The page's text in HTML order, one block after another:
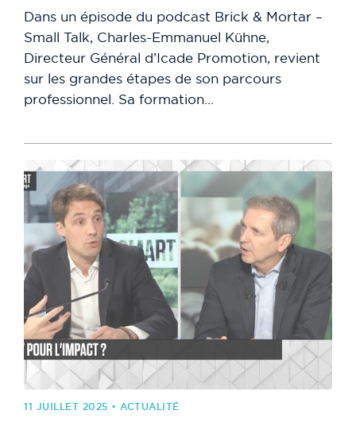
Dans un épisode du podcast Brick & Mortar –
Small Talk, Charles-Emmanuel Kühne,
Directeur Général d’Icade Promotion, revient
sur les grandes étapes de son parcours
professionnel. Sa formation...
11 JUILLET 2025 • ACTUALITÉ